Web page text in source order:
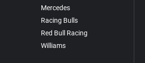
Mercedes
Racing Bulls
Red Bull Racing
Williams